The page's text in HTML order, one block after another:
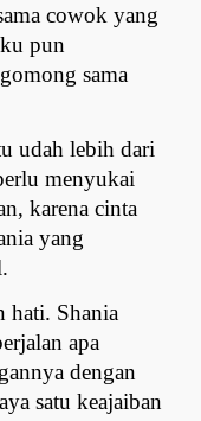
cowok yang
pun
sama
udah lebih dari
menyukai
karena cinta
yang
hati. Shania
apa
dengan
satu keajaiban